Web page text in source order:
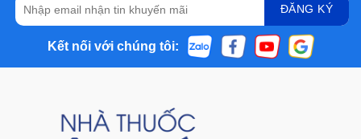
Kết nối với chúng tôi: